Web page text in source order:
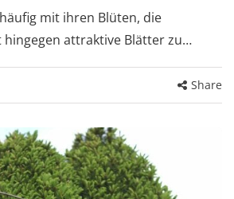
mit ihren Blüten, die
hingegen attraktive Blätter zu…
Share